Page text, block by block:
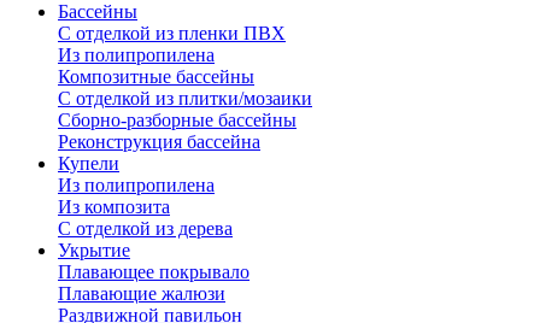
Бассейны
С отделкой из пленки ПВХ
Из полипропилена
Композитные бассейны
С отделкой из плитки/мозаики
Сборно-разборные бассейны
Реконструкция бассейна
Купели
Из полипропилена
Из композита
С отделкой из дерева
Укрытие
Плавающее покрывало
Плавающие жалюзи
Раздвижной павильон